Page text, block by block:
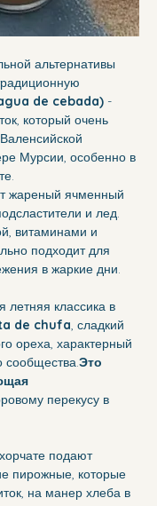
альтернативы
de cebada) -
который очень
Мурсии, особенно в
жареный ячменный
и лед.
витаминами и
подходит для
в жаркие дни.
классика в
de chufa, сладкий
ореха, характерный
сообщества.Это
перекусу в
подают
пирожные, которые
на манер хлеба в